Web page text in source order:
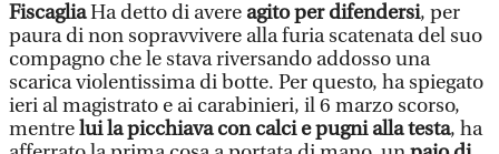
FiscagliaHa detto di avere agito per difendersi, per
paura di non sopravvivere alla furia scatenata del suo
compagno che le stava riversando addosso una
scarica violentissima di botte. Per questo, ha spiegato
ieri al magistrato e ai carabinieri, il 6 marzo scorso,
mentrelui la picchiava con calci e pugni alla testa, ha